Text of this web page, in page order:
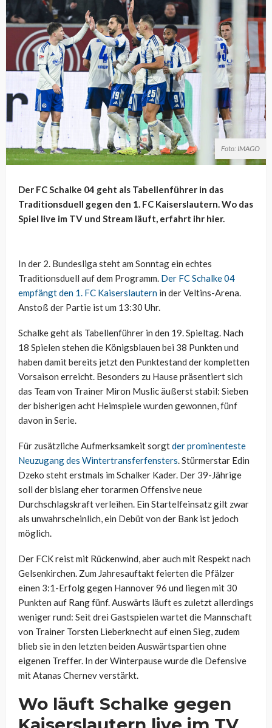
Foto: IMAGO
Der FC Schalke 04 geht als Tabellenführer in das
Traditionsduell gegen den 1. FC Kaiserslautern. Wo das
Spiel live im TV und Stream läuft, erfahrt ihr hier.
In der 2. Bundesliga steht am Sonntag ein echtes
Traditionsduell auf dem Programm. Der FC Schalke 04
empfängt den 1. FC Kaiserslautern in der Veltins-Arena.
Anstoß der Partie ist um 13:30 Uhr.
Schalke geht als Tabellenführer in den 19. Spieltag. Nach
18 Spielen stehen die Königsblauen bei 38 Punkten und
haben damit bereits jetzt den Punktestand der kompletten
Vorsaison erreicht. Besonders zu Hause präsentiert sich
das Team von Trainer Miron Muslic äußerst stabil: Sieben
der bisherigen acht Heimspiele wurden gewonnen, fünf
davon in Serie.
Für zusätzliche Aufmerksamkeit sorgtder prominenteste
Neuzugang des Wintertransferfensters. Stürmerstar Edin
Dzeko steht erstmals im Schalker Kader. Der 39-Jährige
soll der bislang eher torarmen Offensive neue
Durchschlagskraft verleihen. Ein Startelfeinsatz gilt zwar
als unwahrscheinlich, ein Debüt von der Bank ist jedoch
möglich.
Der FCK reist mit Rückenwind, aber auch mit Respekt nach
Gelsenkirchen. Zum Jahresauftakt feierten die Pfälzer
einen 3:1-Erfolg gegen Hannover 96 und liegen mit 30
Punkten auf Rang fünf. Auswärts läuft es zuletzt allerdings
weniger rund: Seit drei Gastspielen wartet die Mannschaft
von Trainer Torsten Lieberknecht auf einen Sieg, zudem
blieb sie in den letzten beiden Auswärtspartien ohne
eigenen Treffer. In der Winterpause wurde die Defensive
mit Atanas Chernev verstärkt.
Wo läuft Schalke gegen